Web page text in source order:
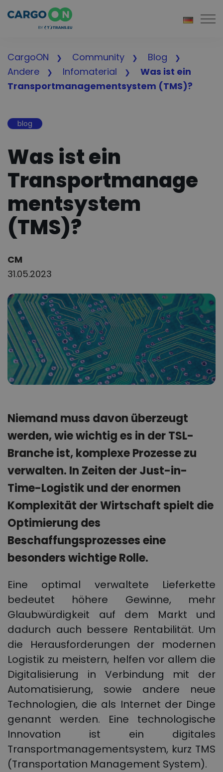
CargoON Community
Blog
Andere
Infomaterial
Was ist ein
Transportmanagementsystem (TMS)?
blog
Was ist ein
Transportmanage
mentsystem
(TMS)?
Author:
CM
31.05.2023
Niemand muss davon überzeugt
werden, wie wichtig es in der TSL-
Branche ist, komplexe Prozesse zu
verwalten. In Zeiten der Just-in-
Time-Logistik und der enormen
Komplexität der Wirtschaft spielt die
Optimierung des
Beschaffungsprozesses eine
besonders wichtige Rolle.
Eine optimal verwaltete Lieferkette
bedeutet höhere Gewinne, mehr
Glaubwürdigkeit auf dem Markt und
dadurch auch bessere Rentabilität. Um
die Herausforderungen der modernen
Logistik zu meistern, helfen vor allem die
Digitalisierung in Verbindung mit der
Automatisierung, sowie andere neue
Technologien, die als Internet der Dinge
genannt werden. Eine technologische
Innovation ist ein digitales
Transportmanagementsystem, kurz TMS
(Transportation Management System).